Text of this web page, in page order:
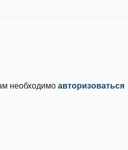
необходимо авторизоваться